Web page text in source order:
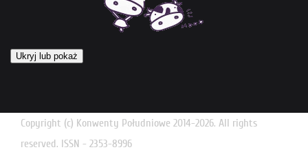
Ukryj lub pokaż
Copyright (c) Konwenty Południowe 2014-2026. All rights
reserved. ISSN - 2353-8996